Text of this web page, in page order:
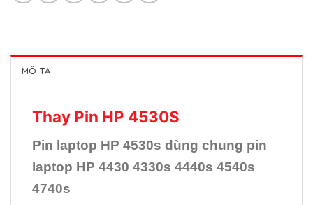
MÔ TẢ
Thay Pin HP 4530S
Pin laptop HP 4530s dùng chung pin
laptop HP 4430 4330s 4440s 4540s
4740s